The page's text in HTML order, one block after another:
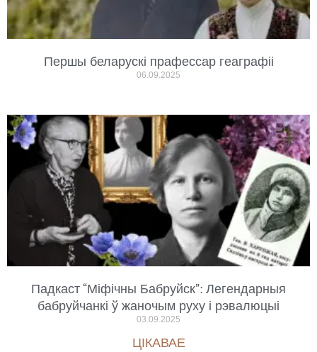
Першы беларускі прафессар геаграфіі
06.09.2025
Падкаст “Міфічны Бабруйск”: Легендарныя
бабруйчанкі ў жаночым руху і рэвалюцыі
03.09.2025
ЦІКАВАЕ